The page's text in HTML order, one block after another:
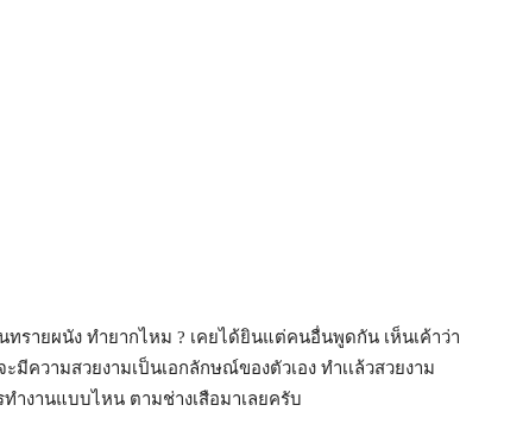
รายผนัง ทำยากไหม ? เคยได้ยินแต่คนอื่นพูดกัน เห็นเค้าว่า
ความสวยงามเป็นเอกลักษณ์ของตัวเอง ทำเเล้วสวยงาม
ำงานแบบไหน ตามช่างเสือมาเลยครับ